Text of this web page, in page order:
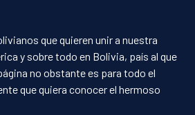
que quieren unir a nuestra
y sobre todo en Bolivia, país al que
no obstante es para todo el
que quiera conocer el hermoso